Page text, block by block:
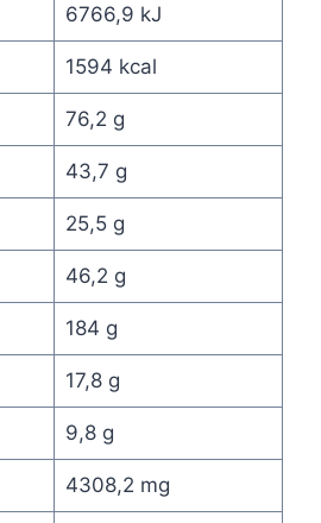
6766,9 kJ
1594 kcal
76,2 g
43,7 g
25,5 g
46,2 g
184 g
17,8 g
9,8 g
4308,2 mg